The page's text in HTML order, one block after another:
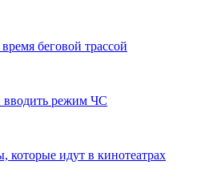
беговой трассой
вводить режим ЧС
идут в кинотеатрах